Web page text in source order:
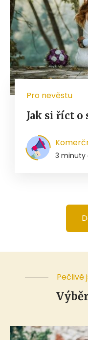
Pro nevěstu
Jak si říct o
3
Pečlivě